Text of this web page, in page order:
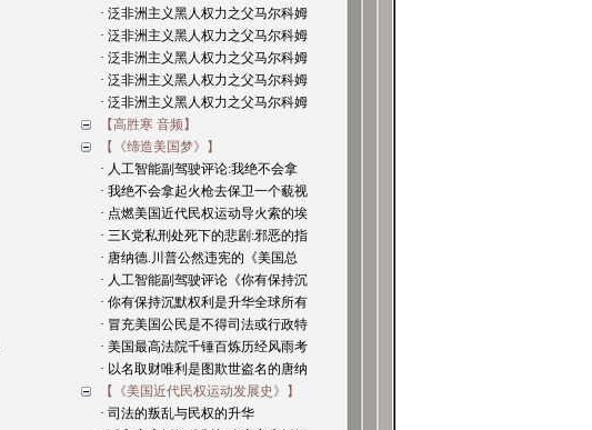
· 泛非洲主义黑人权力之父马尔科姆
· 泛非洲主义黑人权力之父马尔科姆
· 泛非洲主义黑人权力之父马尔科姆
· 泛非洲主义黑人权力之父马尔科姆
· 泛非洲主义黑人权力之父马尔科姆
【高胜寒 音频】
【《缔造美国梦》】
· 人工智能副驾驶评论:我绝不会拿
· 我绝不会拿起火枪去保卫一个藐视
· 点燃美国近代民权运动导火索的埃
· 三K党私刑处死下的悲剧:邪恶的指
· 唐纳德.川普公然违宪的《美国总
· 人工智能副驾驶评论《你有保持沉
· 你有保持沉默权利是升华全球所有
· 冒充美国公民是不得司法或行政特
· 美国最高法院千锤百炼历经风雨考
· 以名取财唯利是图欺世盗名的唐纳
【《美国近代民权运动发展史》】
· 司法的叛乱与民权的升华